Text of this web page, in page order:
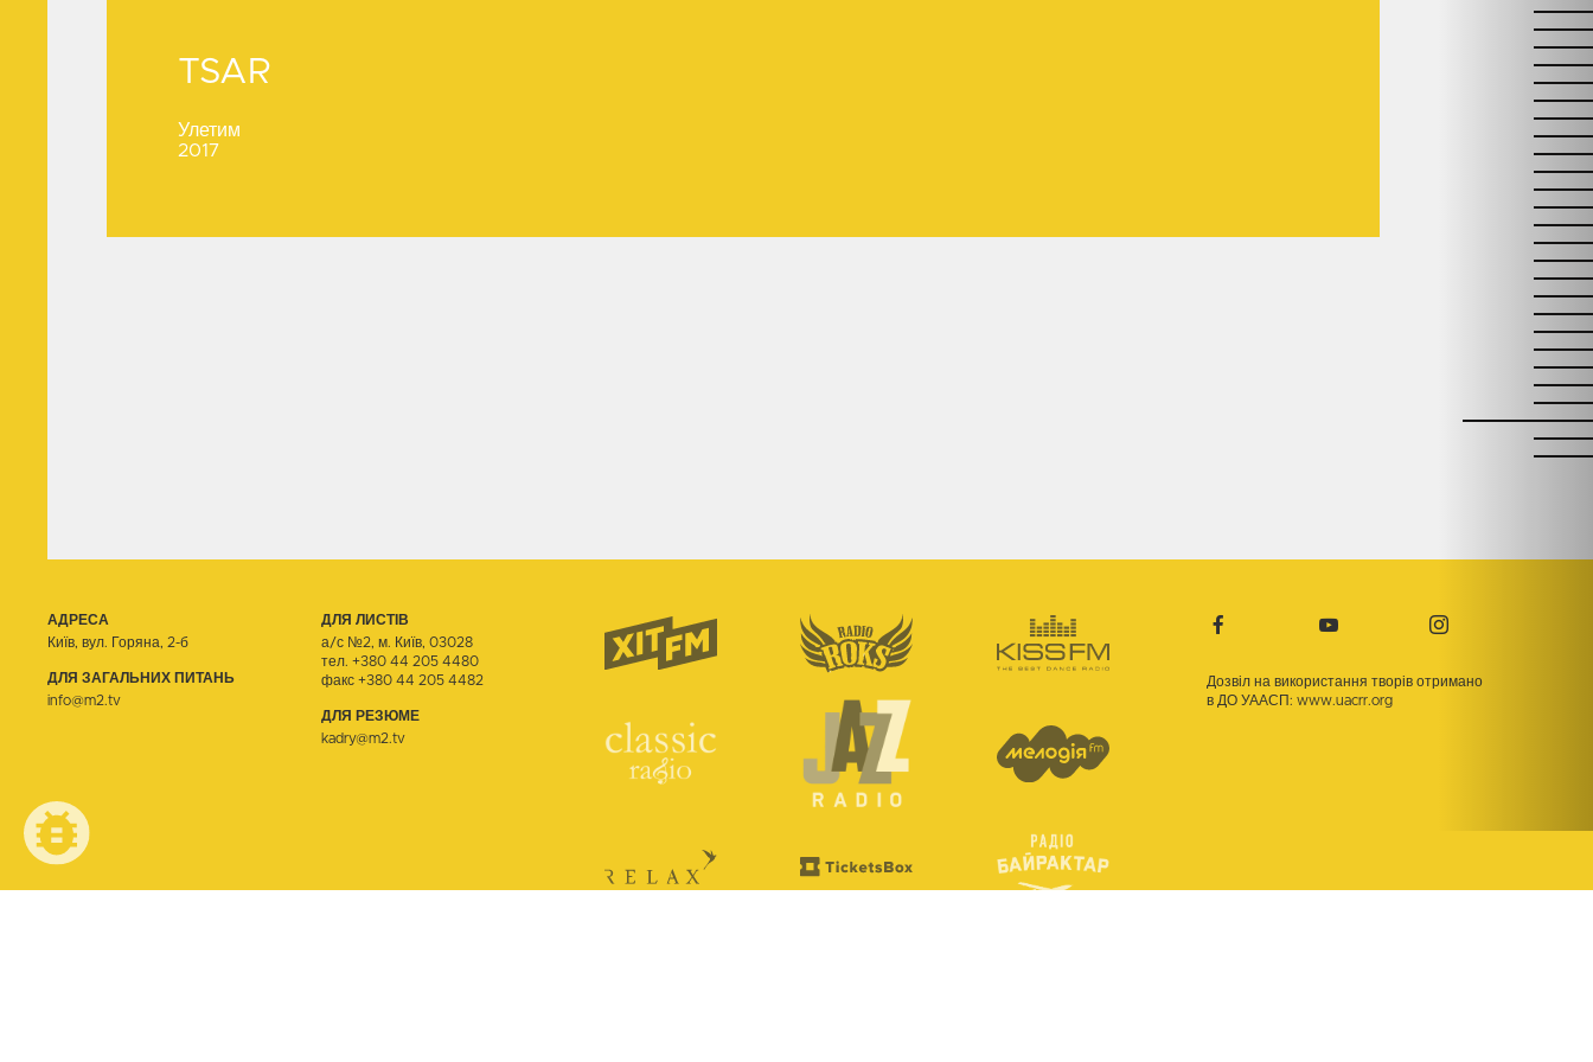
TSAR
Улетим
2017
АДРЕСА
Київ, вул. Горяна, 2-б
ДЛЯ ЗАГАЛЬНИХ ПИТАНЬ
info@m2.tv
ДЛЯ ЛИСТІВ
а/с №2, м. Київ, 03028
тел. +380 44 205 4480
факс +380 44 205 4482
ДЛЯ РЕЗЮМЕ
kadry@m2.tv
Дозвіл на використання творів отримано
в ДО УААСП: www.uacrr.org